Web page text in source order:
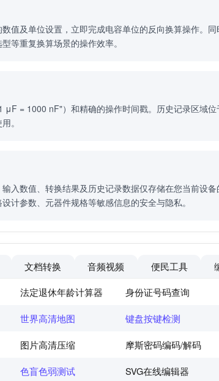
值及单位设置，立即完成电容单位的反向换算操作。
等重复换算场景的操作效率。
= 1000 nF"）和精确的操作时间戳。历史记录区域
。
入数值、转换结果及历史记录数据仅存储在您当前设
计参数、元器件规格等敏感信息的安全与隐私。
文档转换 音频视频 便民工具
法定退休年龄计算器 身份证号码查询
世界高清地图 键盘按键检测
图片高清压缩 摩斯密码编码/解码
色盲色弱测试 SVG在线编辑器